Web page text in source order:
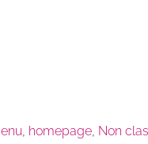
, homepage, Non